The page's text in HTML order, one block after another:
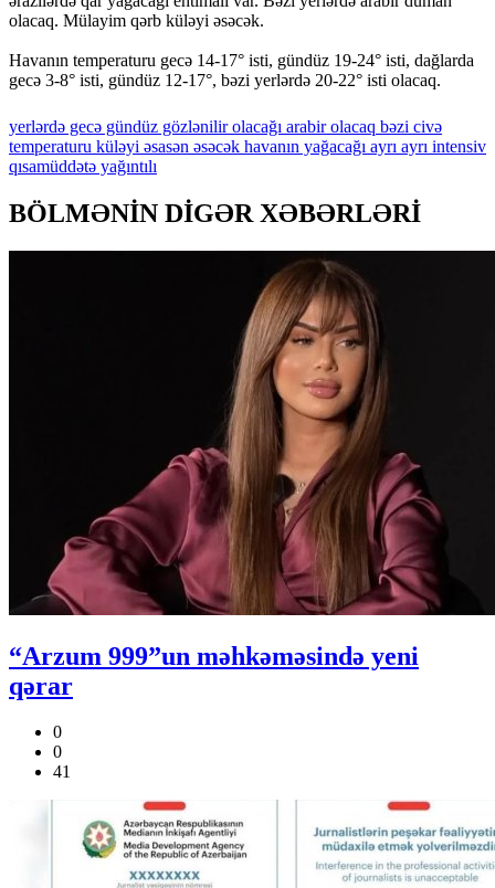
olacaq. Mülayim qərb küləyi əsəcək.
Havanın temperaturu gecə 14-17° isti, gündüz 19-24° isti, dağlarda
gecə 3-8° isti, gündüz 12-17°, bəzi yerlərdə 20-22° isti olacaq.
yerlərdə gecə gündüz gözlənilirolacağı arabirolacaq bəzi civə
temperaturu küləyi əsasən əsəcək havanın yağacağı ayrı ayrı intensiv
qısamüddətə yağıntılı
BÖLMƏNİN DİGƏR XƏBƏRLƏRİ
“Arzum 999”un məhkəməsində yeni
qərar
0
0
41